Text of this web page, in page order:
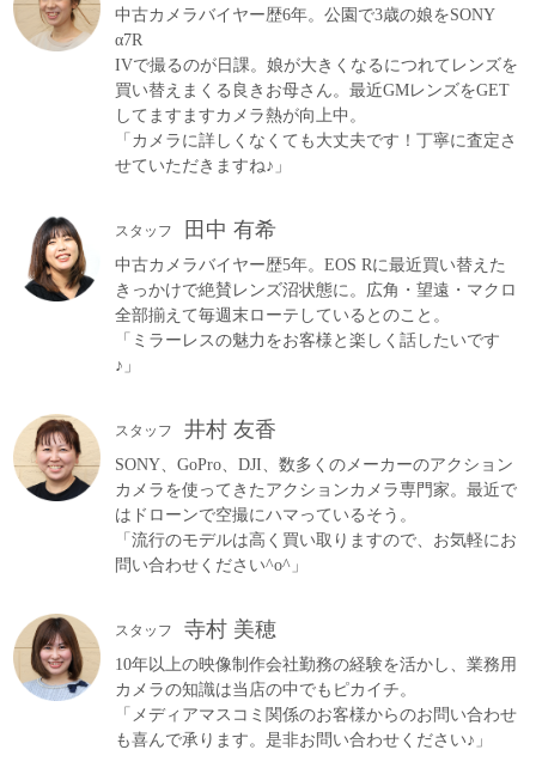
中古カメラバイヤー歴6年。公園で3歳の娘をSONY
α7R
IVで撮るのが日課。娘が大きくなるにつれてレンズを
買い替えまくる良きお母さん。最近GMレンズをGET
してますますカメラ熱が向上中。
「カメラに詳しくなくても大丈夫です！丁寧に査定さ
せていただきますね♪」
スタッフ 田中 有希
中古カメラバイヤー歴5年。EOS Rに最近買い替えた
きっかけで絶賛レンズ沼状態に。広角・望遠・マクロ
全部揃えて毎週末ローテしているとのこと。
「ミラーレスの魅力をお客様と楽しく話したいです
♪」
スタッフ 井村 友香
SONY、GoPro、DJI、数多くのメーカーのアクション
カメラを使ってきたアクションカメラ専門家。最近で
はドローンで空撮にハマっているそう。
「流行のモデルは高く買い取りますので、お気軽にお
問い合わせください^o^」
スタッフ 寺村 美穂
10年以上の映像制作会社勤務の経験を活かし、業務用
カメラの知識は当店の中でもピカイチ。
「メディアマスコミ関係のお客様からのお問い合わせ
も喜んで承ります。是非お問い合わせください♪」